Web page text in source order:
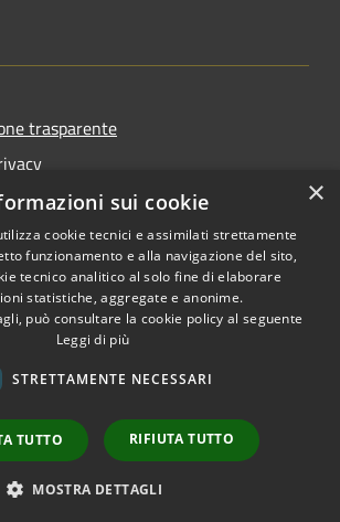
trasparente
accessibilità
- segnalazione illeciti
Copyright © 2026 • Comune di
Municipium•
Accesso
redazione
×
sui cookie
cookie tecnici e assimilati strettamente
funzionamento e alla navigazione del sito,
tecnico analitico al solo fine di elaborare
statistiche, aggregate e anonime.
può consultare la cookie policy al seguente
Leggi di più
STRETTAMENTE NECESSARI
TUTTO RIFIUTA TUTTO
MOSTRA DETTAGLI